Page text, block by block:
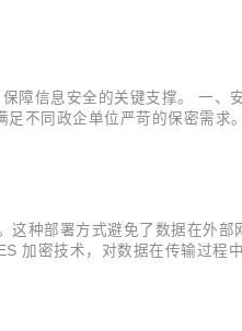
障信息安全的关键支撑。 一、
不同政企单位严苛的保密需求
种部署方式避免了数据在外部
加密技术，对数据在传输过程